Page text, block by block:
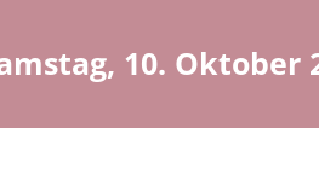
10. Oktober